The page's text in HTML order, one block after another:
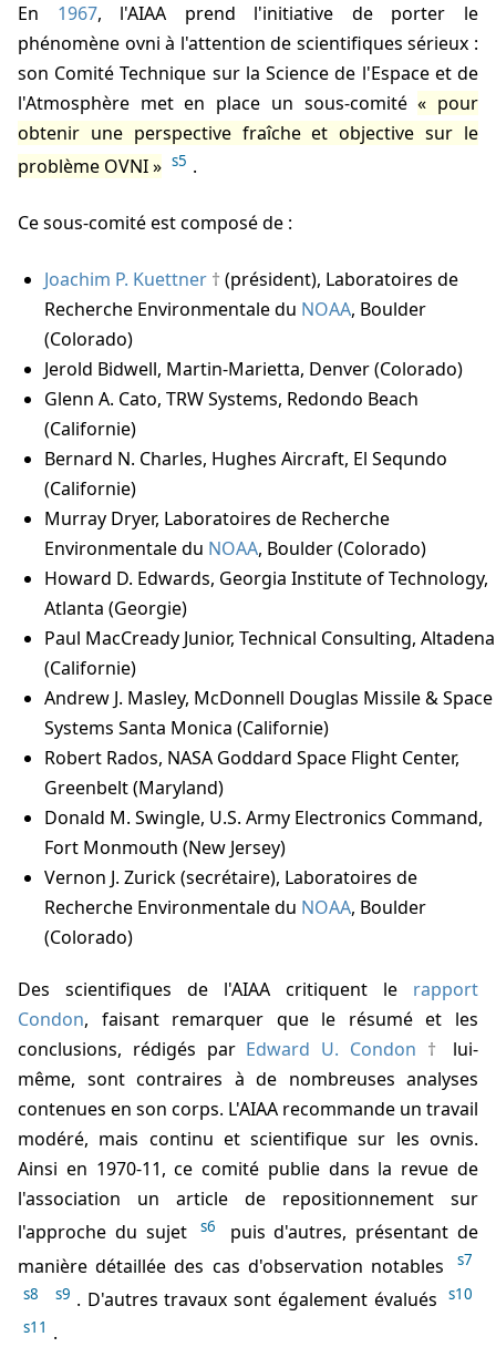
En 1967, l'AIAA prend l'initiative de porter le
phénomène ovni à l'attention de scientifiques sérieux :
son Comité Technique sur la Science de l'Espace et de
l'Atmosphère met en place un sous-comité
pour
obtenir une perspective fraîche et objective sur le
problème OVNI
s5 .
Ce sous-comité est composé de :
Joachim P. Kuettner
(président), Laboratoires de
Recherche Environmentale du NOAA, Boulder
(Colorado)
Jerold Bidwell, Martin-Marietta, Denver (Colorado)
Glenn A. Cato, TRW Systems, Redondo Beach
(Californie)
Bernard N. Charles, Hughes Aircraft, El Sequndo
(Californie)
Murray Dryer, Laboratoires de Recherche
Environmentale du NOAA, Boulder (Colorado)
Howard D. Edwards, Georgia Institute of Technology,
Atlanta (Georgie)
Paul MacCready Junior, Technical Consulting, Altadena
(Californie)
Andrew J. Masley, McDonnell Douglas Missile & Space
Systems Santa Monica (Californie)
Robert Rados, NASA Goddard Space Flight Center,
Greenbelt (Maryland)
Donald M. Swingle, U.S. Army Electronics Command,
Fort Monmouth (New Jersey)
Vernon J. Zurick (secrétaire), Laboratoires de
Recherche Environmentale du NOAA, Boulder
(Colorado)
Des scientifiques de l'AIAA critiquent le rapport
Condon, faisant remarquer que le résumé et les
conclusions, rédigés par Edward U. Condon
lui-
même, sont contraires à de nombreuses analyses
contenues en son corps. L'AIAA recommande un travail
modéré, mais continu et scientifique sur les ovnis.
Ainsi en 1970-11, ce comité publie dans la revue de
l'association un article de repositionnement sur
l'approche du sujet
s6
puis d'autres, présentant de
manière détaillée des cas d'observation notables
s7
s8
s9 . D'autres travaux sont également évalués
s10
s11 .